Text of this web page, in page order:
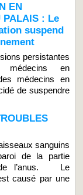
EN
PALAIS : Le
suspend
persistantes
en
médecins en
de suspendre
sanguins
de la partie
de l’anus. Le
causé par une